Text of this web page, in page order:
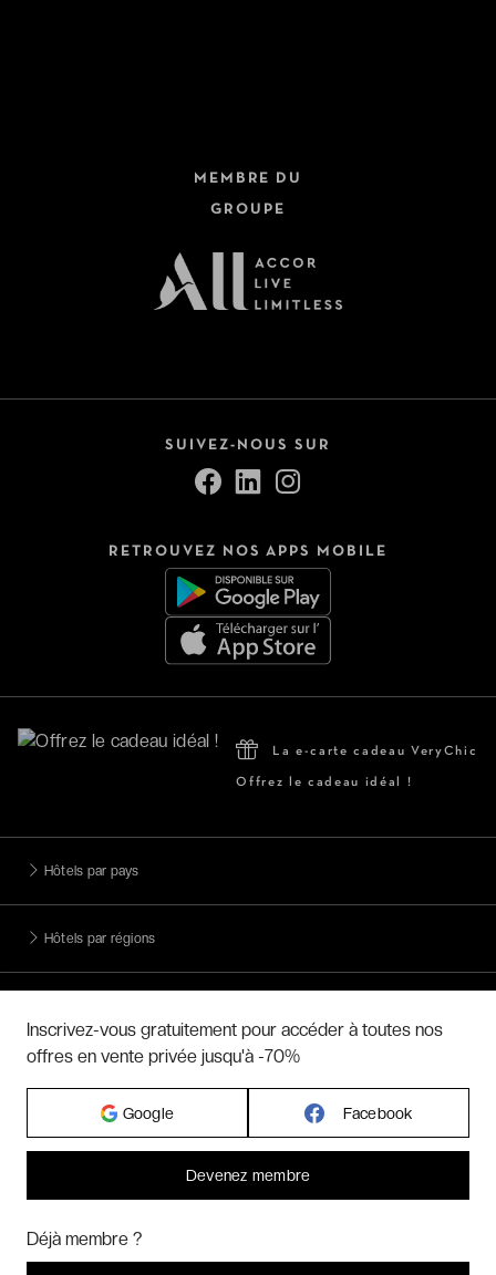
MEMBRE DU
GROUPE
SUIVEZ-NOUS SUR
RETROUVEZ NOS APPS MOBILE
La e-carte cadeau VeryChic
Offrez le cadeau idéal !
Hôtels par pays
Hôtels par régions
Week-ends exclusifs
Inscrivez-vous gratuitement pour accéder à toutes nos
offres en vente privée jusqu'à -70%
Google Facebook
Devenez membre
Déjà membre ?
Marketing? Vous pouvez toujours modifier ou retirer votre